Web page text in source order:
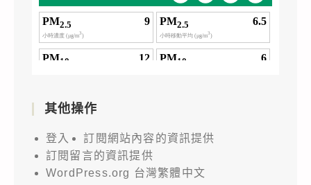
其他操作
登入
訂閱網站內容的資訊提供
訂閱留言的資訊提供
WordPress.org 台灣繁體中文